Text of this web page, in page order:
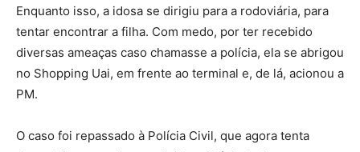
Enquanto isso, a idosa se dirigiu para a rodoviária, para
tentar encontrar a filha. Com medo, por ter recebido
diversas ameaças caso chamasse a polícia, ela se abrigou
no Shopping Uai, em frente ao terminal e, de lá, acionou a
PM.
O caso foi repassado à Polícia Civil, que agora tenta